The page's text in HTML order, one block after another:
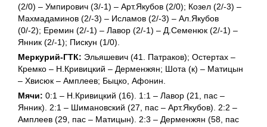
(2/0) – Умпирович (3/-1) – Арт.Якубов (2/0); Козел (2/-3) –
Махмадаминов (2/-3) – Исламов (2/-3) – Ал.Якубов
(0/-2); Еремин (2/-1) – Лавор (2/-1) – Д.Семенюк (2/-1) –
Янник (2/-1); Пискун (1/0).
Меркурий-ГТК: Эльяшевич (41. Патраков); Остертах –
Кремко – Н.Кривицкий – Дерменжян; Шота (к) – Матицын
– Хвисюк – Амплеев; Быцко, Афонин.
Мячи: 0:1 – Н.Кривицкий (16). 1:1 – Лавор (21, пас –
Янник). 2:1 – Шимановский (27, пас – Арт.Якубов). 2:2 –
Амплеев (29, пас – Матицын). 2:3 – Дерменжян (58, пас